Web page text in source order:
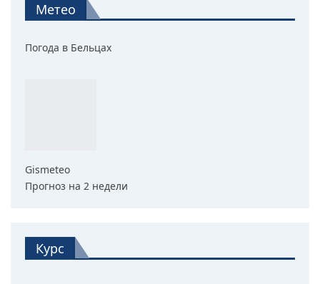
Метео
Погода в Бельцах
Gismeteo
Прогноз на 2 недели
Курс